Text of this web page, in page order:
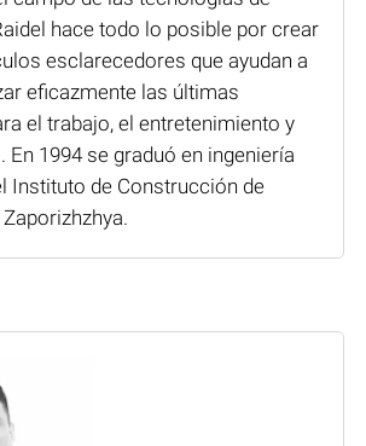
hace todo lo posible por crear
esclarecedores que ayudan a
eficazmente las últimas
el trabajo, el entretenimiento y
En 1994 se graduó en ingeniería
Instituto de Construcción de